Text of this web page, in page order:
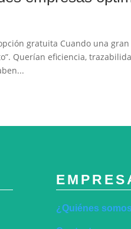
gratuita Cuando una
Querían eficiencia,
¿Quiénes